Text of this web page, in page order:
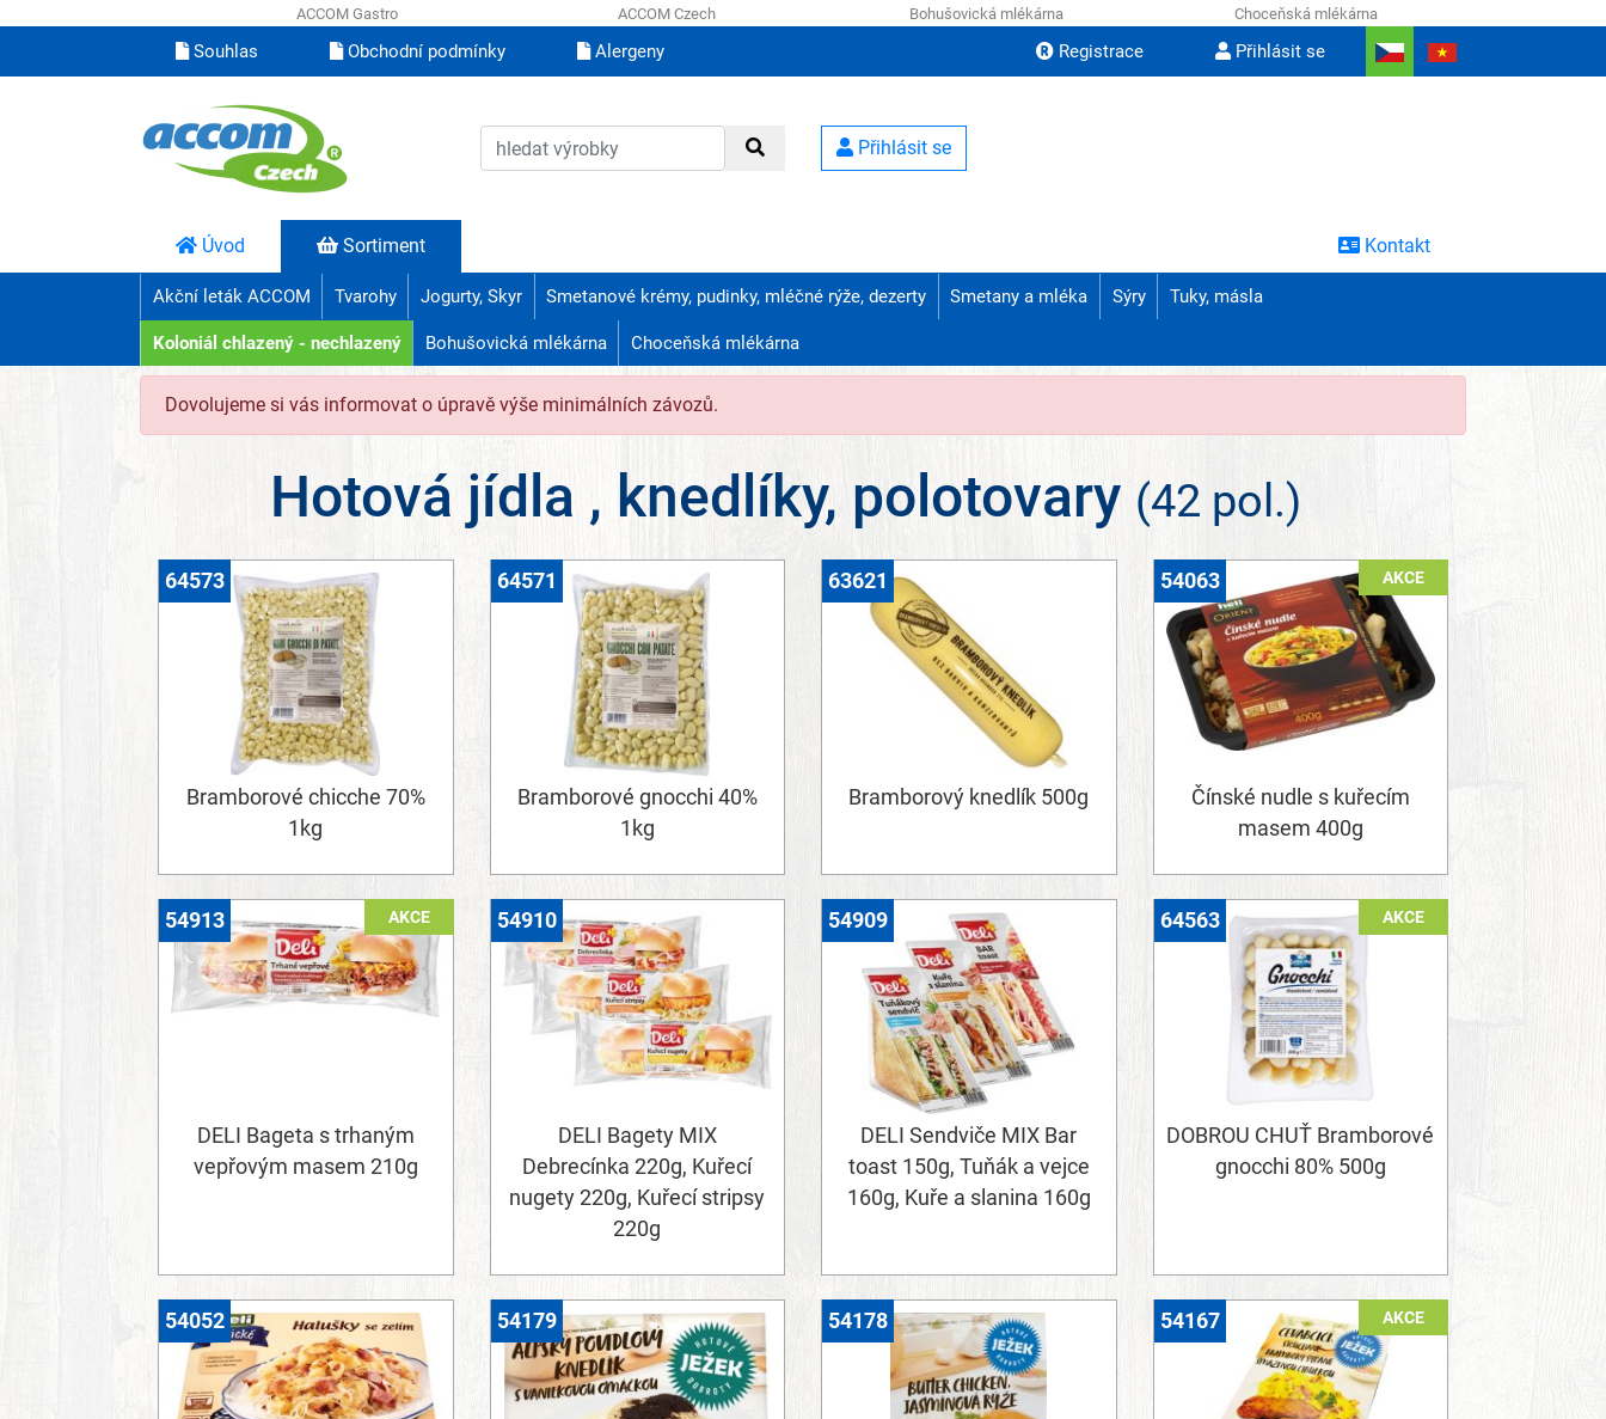
ACCOM Gastro ACCOM Czech Bohušovická mlékárna Choceňská mlékárna
Souhlas Obchodní podmínky Alergeny Registrace Přihlásit se
Přihlásit se
Úvod Sortiment Kontakt
Akční leták ACCOM Tvarohy Jogurty, Skyr Smetanové krémy, pudinky, mléčné rýže, dezerty Smetany a mléka Sýry Tuky, másla
Koloniál chlazený - nechlazený Bohušovická mlékárna Choceňská mlékárna
Dovolujeme si vás informovat o úpravě výše minimálních závozů.
Hotová jídla , knedlíky, polotovary (42 pol.)
Bramborové chicche 70%
1kg
64573
Bramborové gnocchi 40%
1kg
64571
Bramborový knedlík 500g
63621 AKCE
Čínské nudle s kuřecím
masem 400g
54063
AKCE
DELI Bageta s trhaným
vepřovým masem 210g
54913
DELI Bagety MIX
Debrecínka 220g, Kuřecí
nugety 220g, Kuřecí stripsy
220g
54910
DELI Sendviče MIX Bar
toast 150g, Tuňák a vejce
160g, Kuře a slanina 160g
54909 AKCE
DOBROU CHUŤ Bramborové
gnocchi 80% 500g
64563
54052 54179 54178 AKCE
54167